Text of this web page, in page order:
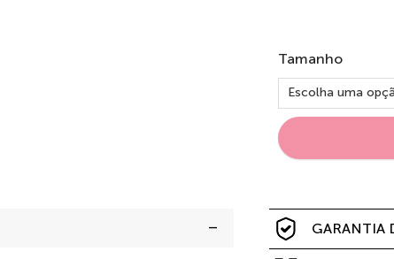
Tamanho
GARANTIA